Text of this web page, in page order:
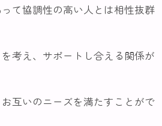
て協調性の高い人とは相性抜群
考え、サポートし合える関係が
互いのニーズを満たすことがで